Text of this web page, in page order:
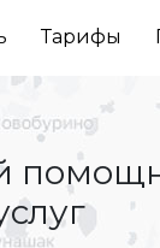
Тарифы